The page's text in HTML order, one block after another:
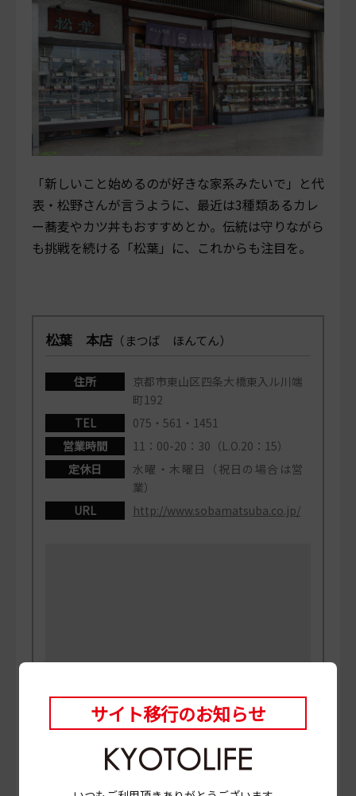
「新しいこと始めるのが好きな家系みたいで」と代
表・松野さんが言うように、最近は3種類あるカレ
ー蕎麦やカツ丼もおすすめとか。伝統は守りながら
も挑戦を続ける「松葉」に、これからも注目を。
松葉 本店 （まつば ほんてん）
住所
京都市東山区四条大橋東入ル川端
町192
TEL
075・561・1451
営業時間
11：00-20：30（L.O.20：15）
定休日
水曜・木曜日（祝日の場合は営
業）
URL
http://www.sobamatsuba.co.jp/
サイト移行のお知らせ